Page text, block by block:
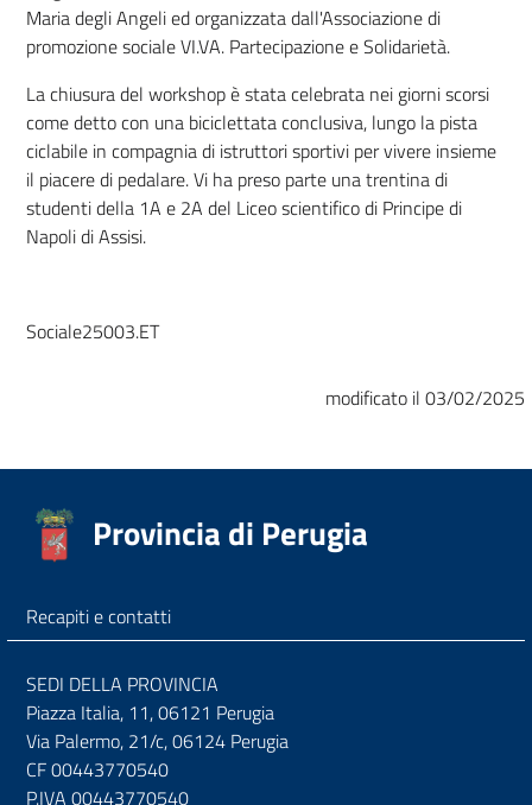
Maria degli Angeli ed organizzata dall'Associazione di
promozione sociale VI.VA. Partecipazione e Solidarietà.
La chiusura del workshop è stata celebrata nei giorni scorsi
come detto con una biciclettata conclusiva, lungo la pista
ciclabile in compagnia di istruttori sportivi per vivere insieme
il piacere di pedalare. Vi ha preso parte una trentina di
studenti della 1A e 2A del Liceo scientifico di Principe di
Napoli di Assisi.
Sociale25003.ET
modificato il 03/02/2025
Provincia di Perugia
Recapiti e contatti
SEDI DELLA PROVINCIA
Piazza Italia, 11, 06121 Perugia
Via Palermo, 21/c, 06124 Perugia
CF 00443770540
P.IVA 00443770540